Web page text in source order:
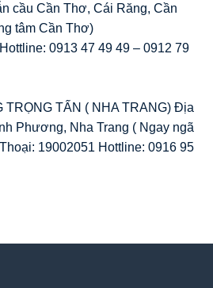
cầu Cần Thơ, Cái Răng, Cần
tâm Cần Thơ)
0913 47 49 49 – 0912 79
TRỌNG TẤN ( NHA TRANG) Địa
Phương, Nha Trang ( Ngay ngã
19002051 Hottline: 0916 95